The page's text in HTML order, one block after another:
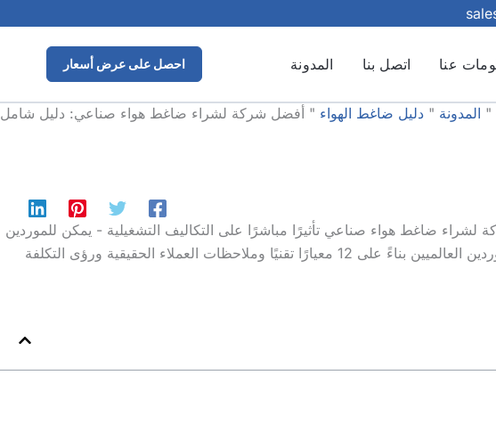
عنا اتصل بنا المدونة احصل على عرض أسعار
" المدونة " دليل ضاغط الهواء " أفضل شركة لشراء ضاغط هواء صناعي: دليل شامل
لشراء ضاغط هواء صناعي تأثيرًا مباشرًا على التكاليف التشغيلية - يمكن للموردين
المتميزين تقليل استهلاك الطاقة بنسبة 30% وتقليل وقت التوقف عن العمل. في هذا الدليل لعام 2025، نحلل أفضل الموردين العالميين بناءً على 12 معيارًا تقنيًا وملاحظات العملاء الحقيقية ورؤى التكلفة